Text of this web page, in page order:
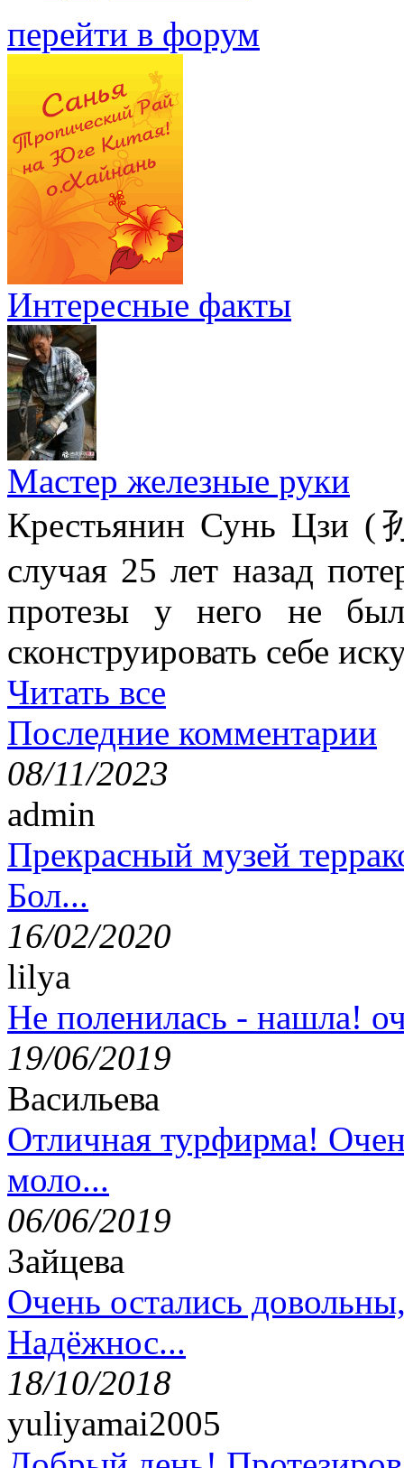
перейти в форум
Интересные факты
Мастер железные руки
Крестьянин Сунь Цзи (
случая 25 лет назад
протезы у него не
сконструировать себе
Читать все
Последние комментарии
08/11/2023
admin
Прекрасный музей
Бол...
16/02/2020
lilya
Не поленилась - нашла!
19/06/2019
Васильева
Отличная турфирма!
моло...
06/06/2019
Зайцева
Очень остались
Надёжнос...
18/10/2018
yuliyamai2005